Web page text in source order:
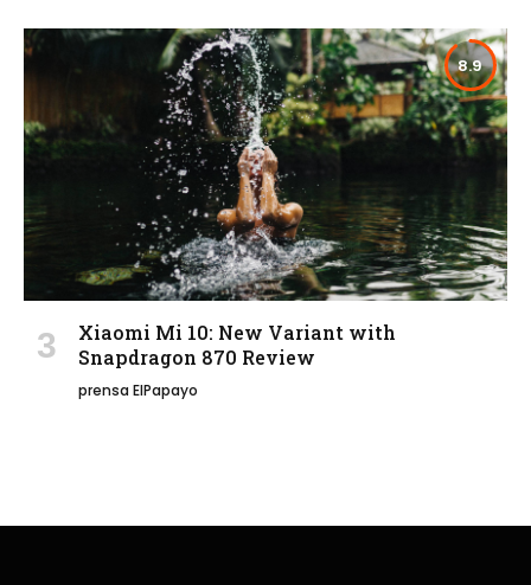
8.9
Xiaomi Mi 10: New Variant with
Snapdragon 870 Review
prensa ElPapayo